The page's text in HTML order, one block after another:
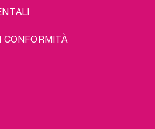
CONFORMITÀ